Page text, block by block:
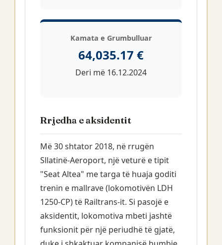
Kamata e Grumbulluar
64,035.17 €
Deri më 16.12.2024
Rrjedha e aksidentit
Më 30 shtator 2018, në rrugën
Sllatinë-Aeroport, një veturë e tipit
"Seat Altea" me targa të huaja goditi
trenin e mallrave (lokomotivën LDH
1250-CP) të Railtrans-it. Si pasojë e
aksidentit, lokomotiva mbeti jashtë
funksionit për një periudhë të gjatë,